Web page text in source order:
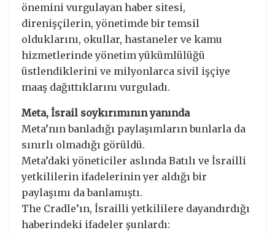
önemini vurgulayan haber sitesi,
direnişçilerin, yönetimde bir temsil
olduklarını, okullar, hastaneler ve kamu
hizmetlerinde yönetim yükümlülüğü
üstlendiklerini ve milyonlarca sivil işçiye
maaş dağıttıklarını vurguladı.
Meta, İsrail soykırımının yanında
Meta’nın banladığı paylaşımların bunlarla da
sınırlı olmadığı görüldü.
Meta’daki yöneticiler aslında Batılı ve İsrailli
yetkililerin ifadelerinin yer aldığı bir
paylaşımı da banlamıştı.
The Cradle’ın, İsrailli yetkililere dayandırdığı
haberindeki ifadeler şunlardı: